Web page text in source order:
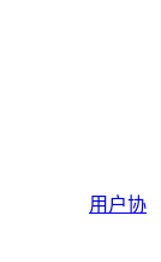
用户协